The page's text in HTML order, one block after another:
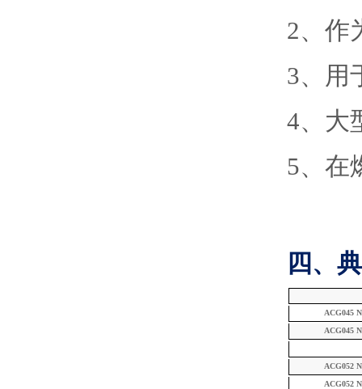
2、 作
3、 用
4、 大
5、 在
四、
ACG045
ACG045
ACG052
ACG052